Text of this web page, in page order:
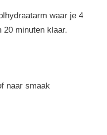
waar je 4
20 minuten klaar.
naar smaak